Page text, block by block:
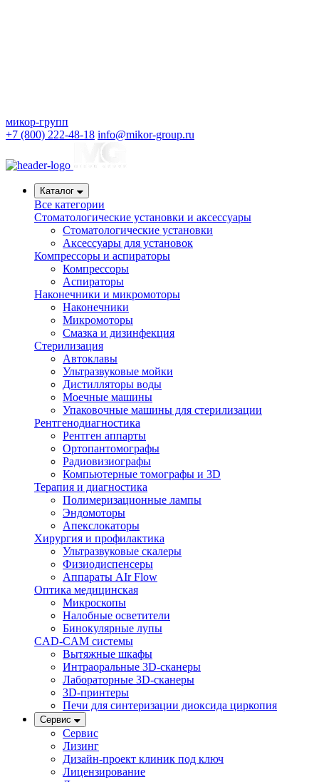
микор-групп
+7 (800) 222-48-18 info@mikor-group.ru
Каталог
Все категории
Стоматологические установки и аксессуары
Стоматологические установки
Аксессуары для установок
Компрессоры и аспираторы
Компрессоры
Аспираторы
Наконечники и микромоторы
Наконечники
Микромоторы
Смазка и дизинфекция
Стерилизация
Автоклавы
Ультразвуковые мойки
Дистилляторы воды
Моечные машины
Упаковочные машины для стерилизации
Рентгенодиагностика
Рентген аппарты
Ортопантомографы
Радиовизиографы
Компьютерные томографы и 3D
Терапия и диагностика
Полимеризационные лампы
Эндомоторы
Апекслокаторы
Хирургия и профилактика
Ультразвуковые скалеры
Физиодиспенсеры
Аппараты AIr Flow
Оптика медицинская
Микроскопы
Налобные осветители
Бинокулярные лупы
CAD-CAM системы
Вытяжные шкафы
Интраоральные 3D-сканеры
Лабораторные 3D-сканеры
3D-принтеры
Печи для синтеризации диоксида циркопия
Сервис
Сервис
Лизинг
Дизайн-проект клиник под ключ
Лицензирование